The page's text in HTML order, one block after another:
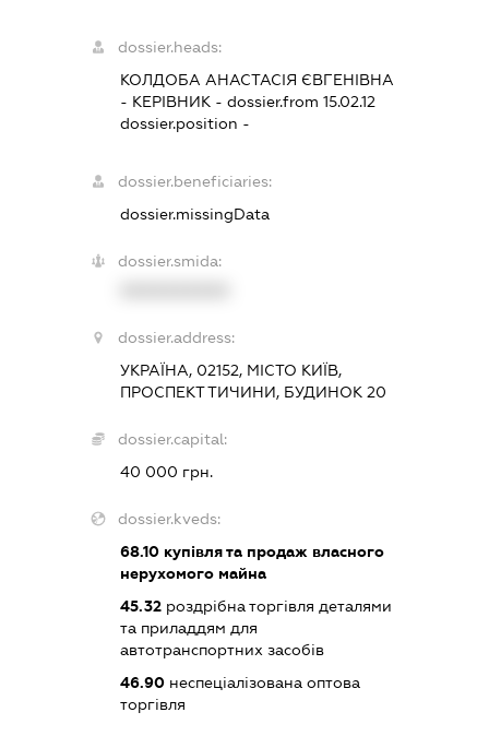
dossier.heads:
КОЛДОБА АНАСТАСІЯ ЄВГЕНІВНА
- КЕРІВНИК - dossier.from 15.02.12
dossier.position -
dossier.beneficiaries:
dossier.missingData
dossier.smida:
dossier.address:
УКРАЇНА, 02152, МІСТО КИЇВ,
ПРОСПЕКТ ТИЧИНИ, БУДИНОК 20
dossier.capital:
40 000 грн.
dossier.kveds:
68.10 купівля та продаж власного
нерухомого майна
45.32 роздрібна торгівля деталями
та приладдям для
автотранспортних засобів
46.90 неспеціалізована оптова
торгівля